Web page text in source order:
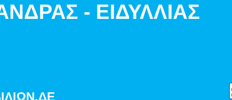
- ΕΙΔΥΛΛΙΑΣ